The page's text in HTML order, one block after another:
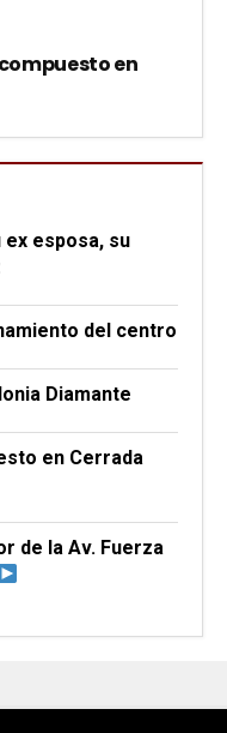
en
ex esposa, su
del centro
Diamante
en Cerrada
de la Av. Fuerza